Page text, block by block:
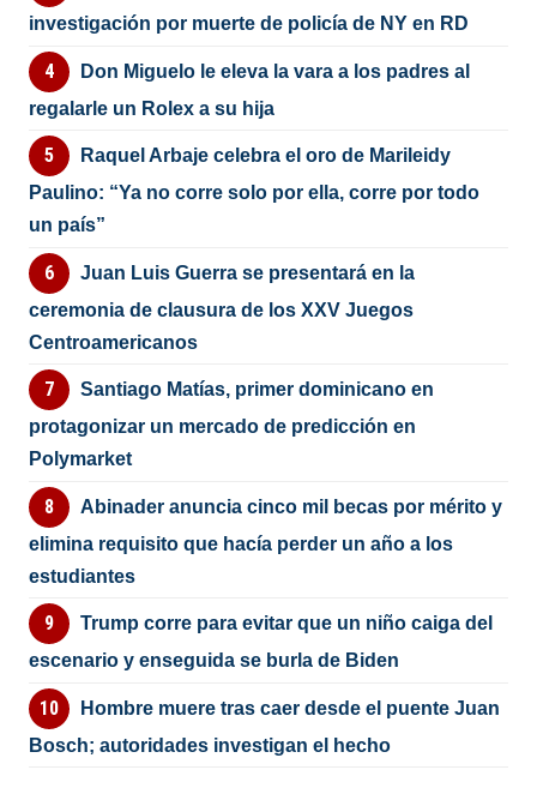
investigación por muerte de policía de NY en RD
Don Miguelo le eleva la vara a los padres al
regalarle un Rolex a su hija
Raquel Arbaje celebra el oro de Marileidy
Paulino: “Ya no corre solo por ella, corre por todo
un país”
Juan Luis Guerra se presentará en la
ceremonia de clausura de los XXV Juegos
Centroamericanos
Santiago Matías, primer dominicano en
protagonizar un mercado de predicción en
Polymarket
Abinader anuncia cinco mil becas por mérito y
elimina requisito que hacía perder un año a los
estudiantes
Trump corre para evitar que un niño caiga del
escenario y enseguida se burla de Biden
Hombre muere tras caer desde el puente Juan
Bosch; autoridades investigan el hecho